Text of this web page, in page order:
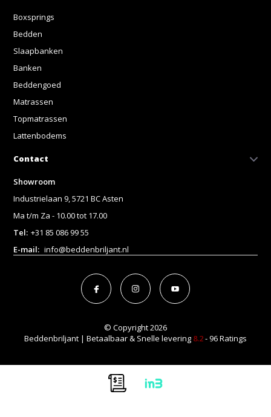
Boxsprings
Bedden
Slaapbanken
Banken
Beddengoed
Matrassen
Topmatrassen
Lattenbodems
Contact
Showroom
Industrielaan 9, 5721 BC Asten
Ma t/m Za - 10.00 tot 17.00
Tel: +31 85 086 99 55
E-mail: info@beddenbriljant.nl
© Copyright 2026
Beddenbriljant | Betaalbaar & Snelle levering 8.2- 96 Ratings